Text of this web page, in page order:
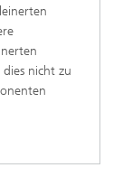
nicht zu